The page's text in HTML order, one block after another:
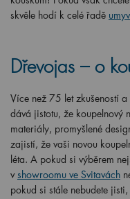
skvěle hodí k celé řadě
Dřevojas – o
Více než 75 let zkušeností
dává jistotu, že koupelnový
materiály, promyšlené
zajistí, že vaši novou
léta. A pokud si výběrem
v showroomu ve Svitavách
pokud si stále nebudete